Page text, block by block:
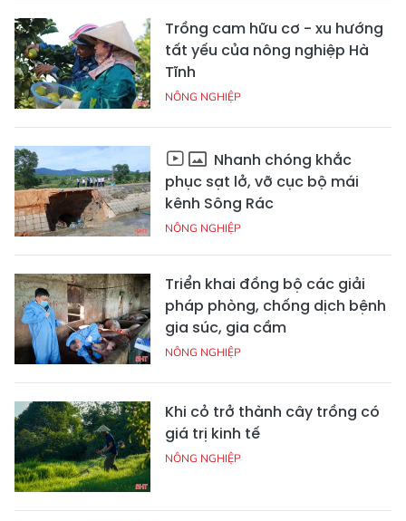
Trồng cam hữu cơ - xu hướng
tất yếu của nông nghiệp Hà
Tĩnh
NÔNG NGHIỆP
Nhanh chóng khắc
phục sạt lở, vỡ cục bộ mái
kênh Sông Rác
NÔNG NGHIỆP
Triển khai đồng bộ các giải
pháp phòng, chống dịch bệnh
gia súc, gia cầm
NÔNG NGHIỆP
Khi cỏ trở thành cây trồng có
giá trị kinh tế
NÔNG NGHIỆP